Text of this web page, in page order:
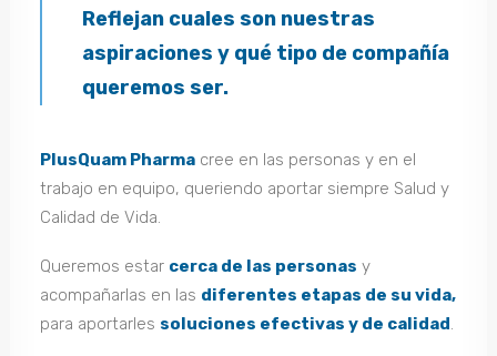
Reflejan cuales son nuestras
aspiraciones y qué tipo de compañía
queremos ser.
PlusQuam Pharma cree en las personas y en el
trabajo en equipo, queriendo aportar siempre Salud y
Calidad de Vida.
Queremos estar cerca de las personas y
acompañarlas en las diferentes etapas de su vida,
para aportarles soluciones efectivas y de calidad.